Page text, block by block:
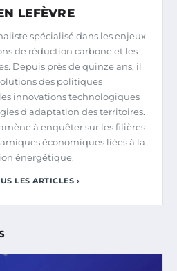
LEFÈVRE
spécialisé dans les enjeux
de réduction carbone et les
Depuis près de quinze ans, il
des politiques
innovations technologiques
d'adaptation des territoires.
à enquêter sur les filières
économiques liées à la
énergétique.
LES ARTICLES ›